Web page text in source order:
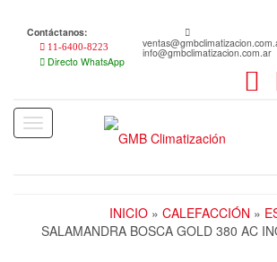
content
Contáctanos:
11-6400-8223
Directo WhatsApp
info@gmbclimatizacion.com.ar
Toggle
navigation
INICIO » CALEFACCIÓN »
SALAMANDRA BOSCA GOLD 380 AC